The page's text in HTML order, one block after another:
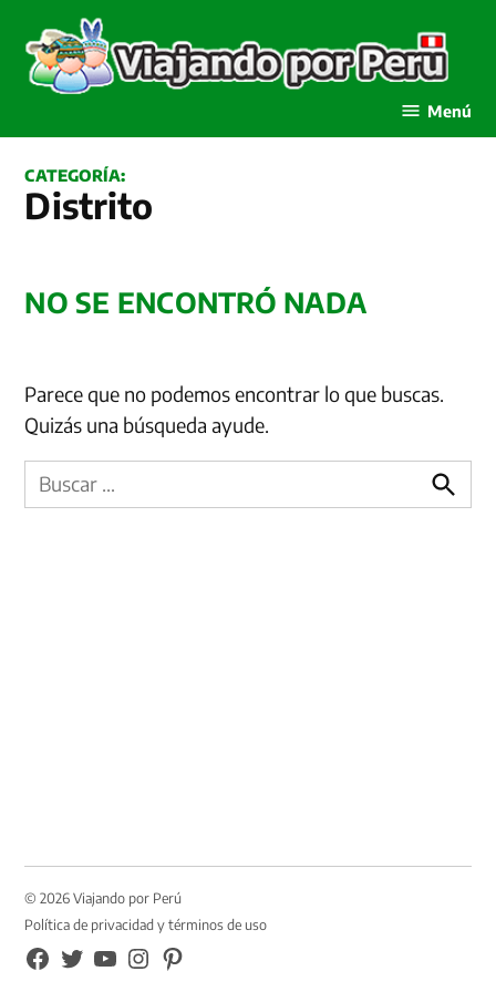
contenido
Menú
CATEGORÍA:
Distrito
NO SE ENCONTRÓ NADA
Parece que no podemos encontrar lo que buscas.
Quizás una búsqueda ayude.
Buscar:
Buscar
© 2026 Viajando por Perú
Política de privacidad y términos de uso
FB
TW YouTubeInstagramPinterest